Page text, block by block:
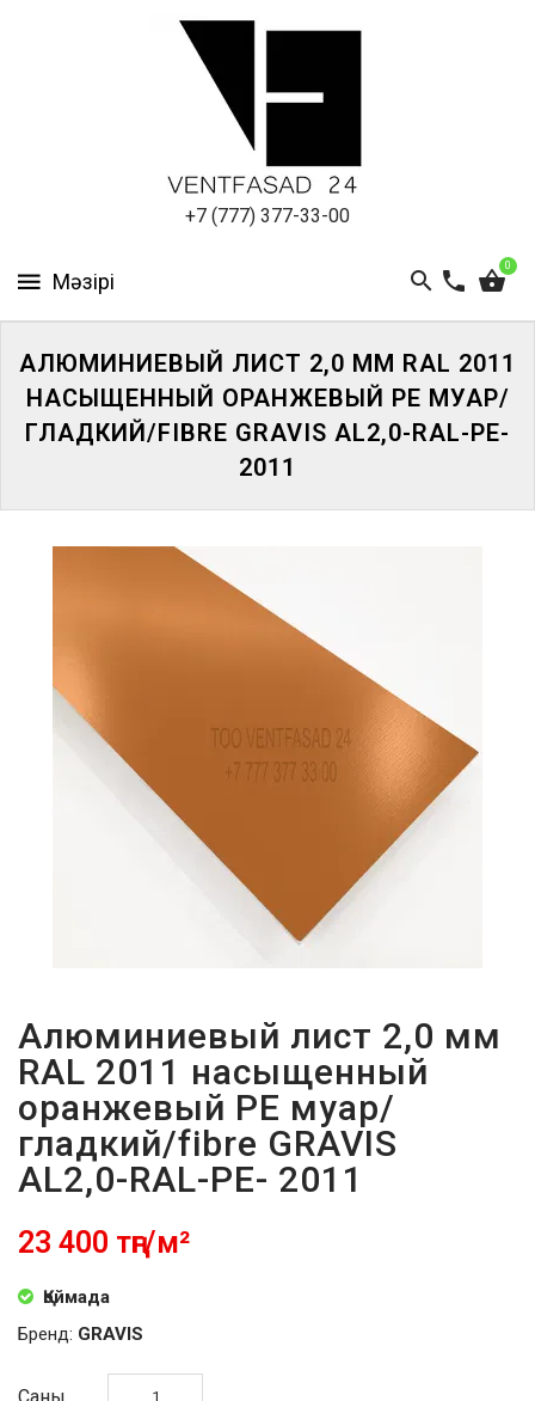
+7 (777) 377-33-00
0
ПАНЕЛИ
АЛЮМИНИЕВЫЙ ЛИСТ 2,0 ММ RAL 2011
НАСЫЩЕННЫЙ ОРАНЖЕВЫЙ PE МУАР/
ГЛАДКИЙ/FIBRE GRAVIS AL2,0-RAL-PE-
2011
Алюминиевый лист 2,0 мм
RAL 2011 насыщенный
оранжевый PE муар/
гладкий/fibre GRAVIS
AL2,0-RAL-PE- 2011
23 400 тңг/м²
Қоймада
Бренд: GRAVIS